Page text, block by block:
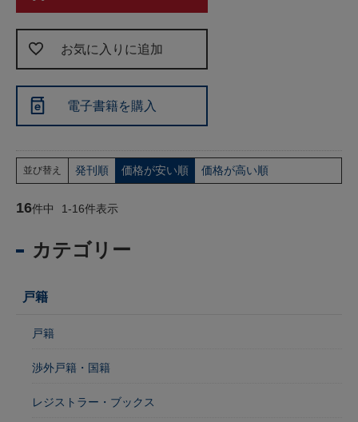
お気に入りに追加
電子書籍を購入
並び替え 発刊順 価格が安い順 価格が高い順
16件中 1-16件表示
カテゴリー
戸籍
戸籍
渉外戸籍・国籍
レジストラー・ブックス